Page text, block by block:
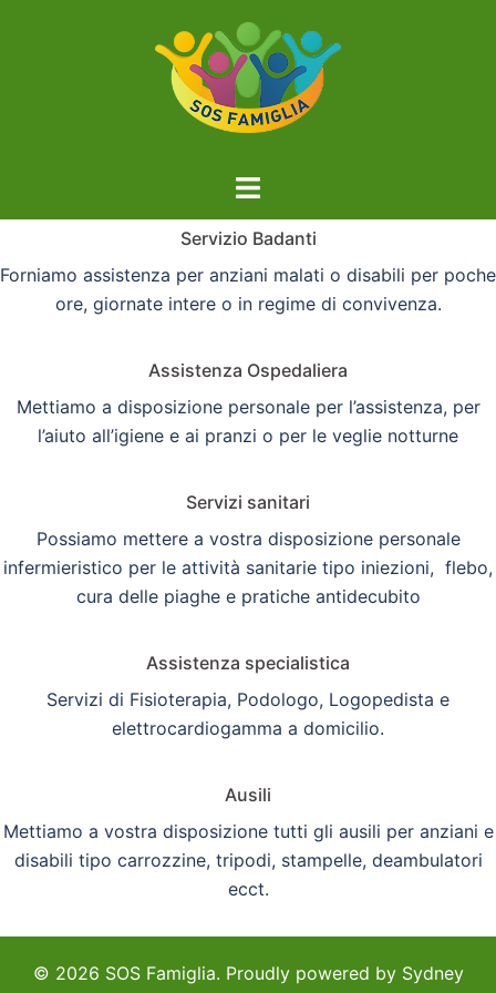
Mostra/Nascondi
Servizio Badanti
Forniamo assistenza per anziani malati o disabili per poche
ore, giornate intere o in regime di convivenza.
Assistenza Ospedaliera
Mettiamo a disposizione personale per l’assistenza, per
l’aiuto all’igiene e ai pranzi o per le veglie notturne
Servizi sanitari
Possiamo mettere a vostra disposizione personale
infermieristico per le attività sanitarie tipo iniezioni, flebo,
cura delle piaghe e pratiche antidecubito
Assistenza specialistica
Servizi di Fisioterapia, Podologo, Logopedista e
elettrocardiogamma a domicilio.
Ausili
Mettiamo a vostra disposizione tutti gli ausili per anziani e
disabili tipo carrozzine, tripodi, stampelle, deambulatori
ecct.
© 2026 SOS Famiglia. Proudly powered by Sydney